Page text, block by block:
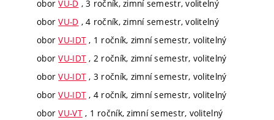
oborVU-D , 3 ročník, zimní semestr, volitelný
oborVU-D , 4 ročník, zimní semestr, volitelný
oborVU-IDT , 1 ročník, zimní semestr, volitelný
oborVU-IDT , 2 ročník, zimní semestr, volitelný
oborVU-IDT , 3 ročník, zimní semestr, volitelný
oborVU-IDT , 4 ročník, zimní semestr, volitelný
oborVU-VT, 1 ročník, zimní semestr, volitelný